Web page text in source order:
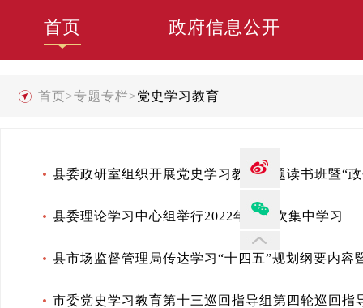
首页 政府信息公开
首页>专题专栏>党史学习教育
县委政研室组织开展党史学习教育专题读书班暨“
县委理论学习中心组举行2022年第一次集中学习
县市场监督管理局传达学习“十四五”规划纲要内容
市委党史学习教育第十三巡回指导组第四轮巡回指